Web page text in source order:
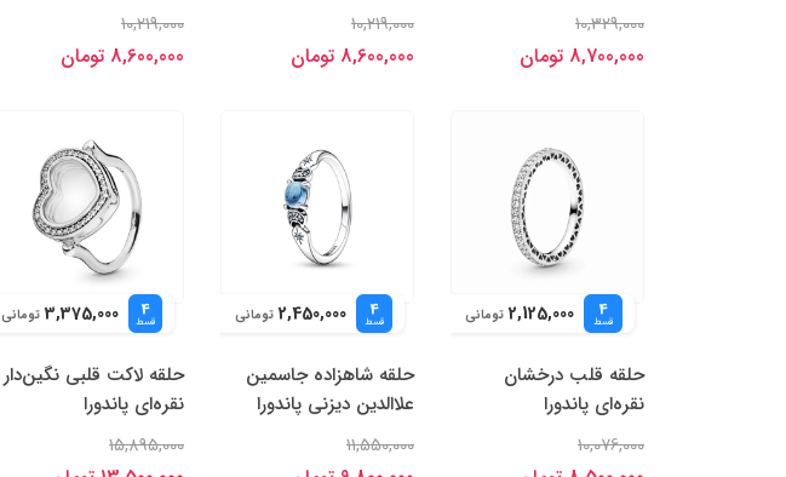
10,329,000
8,700,000 تومان
10,219,000
8,600,000 تومان
10,219,000
8,600,000 تومان
4
قسط 2,125,000 تومانی
حلقه قلب درخشان
نقره‌ای پاندورا
10,076,000
4
قسط 2,450,000 تومانی
حلقه شاهزاده جاسمین
علاالدین دیزنی پاندورا
11,550,000
4
قسط 3,375,000 تومانی
حلقه لاکت قلبی نگین‌دار
نقره‌ای پاندورا
15,895,000